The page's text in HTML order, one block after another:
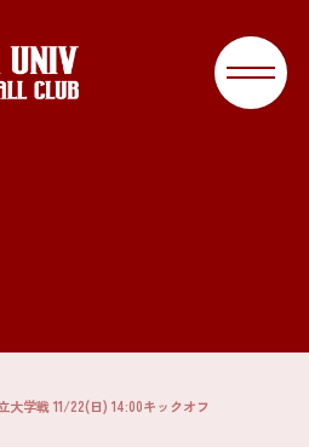
大学戦 11/22(日) 14:00キックオフ